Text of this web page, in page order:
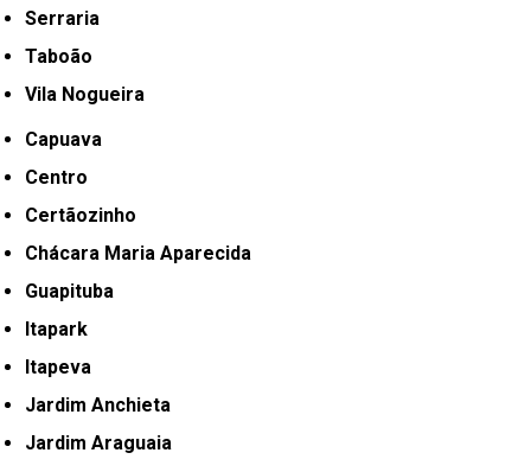
Serraria
Taboão
Vila Nogueira
Capuava
Centro
Certãozinho
Chácara Maria Aparecida
Guapituba
Itapark
Itapeva
Jardim Anchieta
Jardim Araguaia